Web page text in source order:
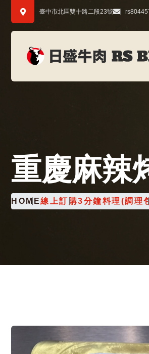
臺中市北區雙十路二段23號
重慶麻辣
HOME線上訂購3分鐘料理(調理